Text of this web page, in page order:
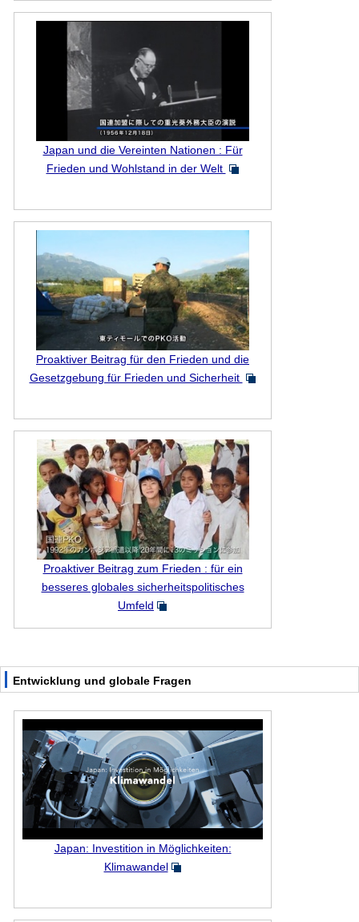
Japan und die Vereinten Nationen : Für
Frieden und Wohlstand in der Welt
Proaktiver Beitrag für den Frieden und die
Gesetzgebung für Frieden und Sicherheit
Proaktiver Beitrag zum Frieden : für ein
besseres globales sicherheitspolitisches
Umfeld
Entwicklung und globale Fragen
Japan: Investition in Möglichkeiten:
Klimawandel